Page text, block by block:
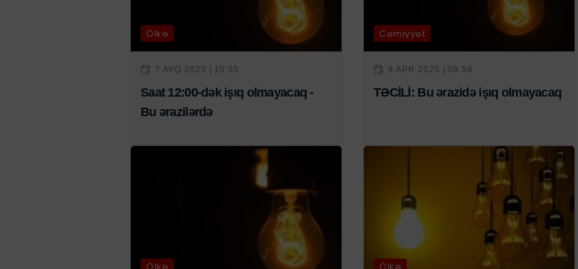
Ölkə
7 AVQ 2025 | 10:55
Saat 12:00-dək işıq olmayacaq -
Bu ərazilərdə
Cəmiyyət
9 APR 2025 | 09:58
TƏCİLİ: Bu ərazidə işıq olmayacaq